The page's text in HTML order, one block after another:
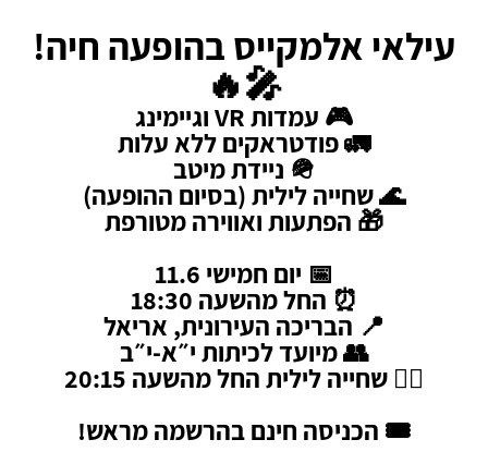
עילאי אלמקייס בהופעה חיה!
🎤🔥
🎮 עמדות VR וגיימינג
🚛 פודטראקים ללא עלות
🪖 ניידת מיטב
🌊 שחייה לילית (בסיום ההופעה)
🎁 הפתעות ואווירה מטורפת
📅 יום חמישי 11.6
⏰ החל מהשעה 18:30
📍 הבריכה העירונית, אריאל
👥 מיועד לכיתות י״א-י״ב
🏊‍♂️ שחייה לילית החל מהשעה 20:15
🎟️ הכניסה חינם בהרשמה מראש!